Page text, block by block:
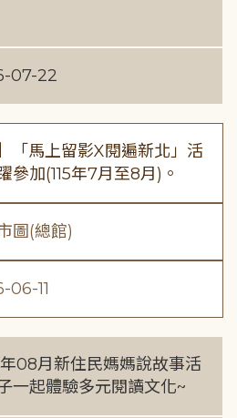
07-22
「馬上留影X閱遍新北」活
參加(115年7月至8月)。
圖(總館)
06-11
年08月新住民媽媽說故事活
一起體驗多元閱讀文化~